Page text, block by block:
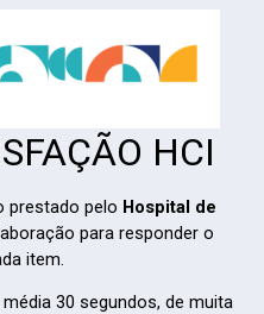
HCI
prestado pelo Hospital de
para responder o
item.
30 segundos, de muita